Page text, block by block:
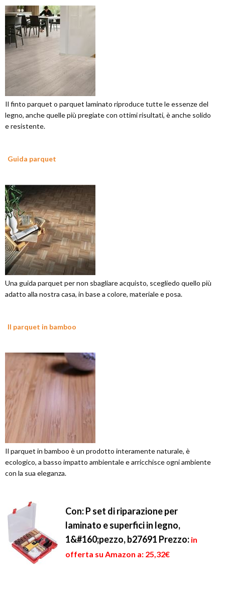
Il finto parquet o parquet laminato riproduce tutte le essenze del
legno, anche quelle più pregiate con ottimi risultati, è anche solido
e resistente.
Guida parquet
Una guida parquet per non sbagliare acquisto, scegliedo quello più
adatto alla nostra casa, in base a colore, materiale e posa.
Il parquet in bamboo
Il parquet in bamboo è un prodotto interamente naturale, è
ecologico, a basso impatto ambientale e arricchisce ogni ambiente
con la sua eleganza.
Con: P set di riparazione per
laminato e superfici in legno,
1&#160;pezzo, b27691 Prezzo: in
offerta su Amazon a: 25,32€